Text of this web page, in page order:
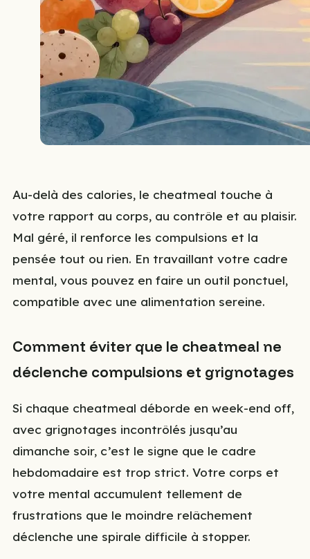
Au-delà des calories, le cheatmeal touche à
votre rapport au corps, au contrôle et au plaisir.
Mal géré, il renforce les compulsions et la
pensée tout ou rien. En travaillant votre cadre
mental, vous pouvez en faire un outil ponctuel,
compatible avec une alimentation sereine.
Comment éviter que le cheatmeal ne
déclenche compulsions et grignotages
Si chaque cheatmeal déborde en week-end off,
avec grignotages incontrôlés jusqu’au
dimanche soir, c’est le signe que le cadre
hebdomadaire est trop strict. Votre corps et
votre mental accumulent tellement de
frustrations que le moindre relâchement
déclenche une spirale difficile à stopper.